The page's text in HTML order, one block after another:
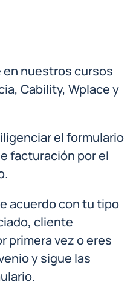
nuestros cursos
Cability, Wplace y
el formulario
facturación por el
acuerdo con tu tipo
cliente
primera vez o eres
y sigue las